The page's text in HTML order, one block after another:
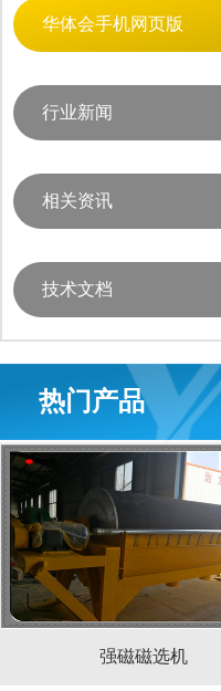
华体会手机网页版
行业新闻
相关资讯
技术文档
热门产品
强磁磁选机